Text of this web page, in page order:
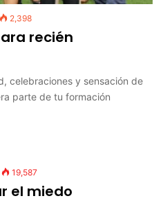
2,398
recién
celebraciones y sensación de
parte de tu formación
19,587
el miedo